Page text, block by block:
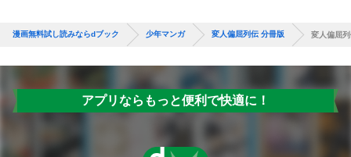
漫画無料試し読みならdブック 少年マンガ 変人偏屈列伝 分冊版 変人偏屈
アプリならもっと便利で快適に！